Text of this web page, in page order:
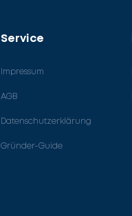
Service
Impressum
AGB
Datenschutzerklärung
Gründer-Guide